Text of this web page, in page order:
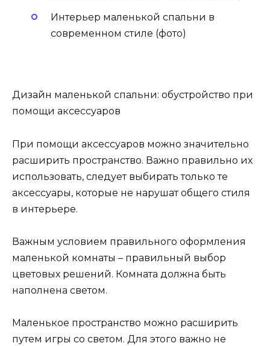
Интерьер маленькой спальни в
современном стиле (фото)
Дизайн маленькой спальни: обустройство при
помощи аксессуаров
При помощи аксессуаров можно значительно
расширить пространство. Важно правильно их
использовать, следует выбирать только те
аксессуары, которые не нарушат общего стиля
в интерьере.
Важным условием правильного оформления
маленькой комнаты – правильный выбор
цветовых решений. Комната должна быть
наполнена светом.
Маленькое пространство можно расширить
путем игры со светом. Для этого важно не